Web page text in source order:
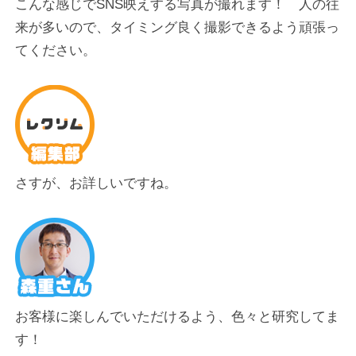
こんな感じでSNS映えする写真が撮れます！
人の往
来が多いので、タイミング良く撮影できるよう頑張っ
てください。
さすが、 お詳しいですね。
お客様に楽しんでいただけるよう、色々と研究してま
す！